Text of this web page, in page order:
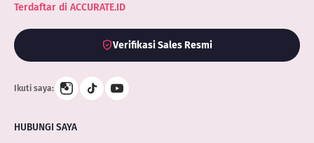
Terdaftar di ACCURATE.ID
Verifikasi Sales Resmi
Ikuti saya:
HUBUNGI SAYA